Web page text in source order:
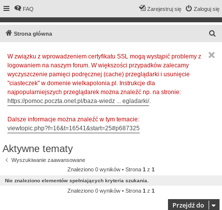
FAQ Zaloguj się
Zarejestruj się
Strona główna
W związku z wprowadzeniem certyfikatu SSL mogą wystąpić problemy z
logowaniem na naszym forum. W większości przypadków zalecamy
wyczyszczenie pamięci podręcznej (cache) przeglądarki i usunięcie
"ciasteczek" w domenie wielkapolonia.pl. Instrukcje dla
najpopularniejszych przeglądarek można znaleźć np. na stronie:
https://pomoc.poczta.onet.pl/baza-wiedz ... egladarki/.
Dalsze informacje można znaleźć w tym temacie:
viewtopic.php?f=16&t=16541&start=25#p687325
Aktywne tematy
Wyszukiwanie zaawansowane
Znaleziono 0 wyników • Strona 1 z 1
Nie znaleziono elementów spełniających kryteria szukania.
Znaleziono 0 wyników • Strona 1 z 1
Przejdź do